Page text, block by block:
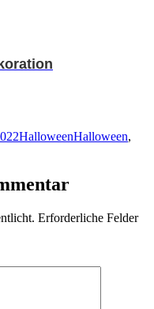
Kategorien
HalloweenSchlagwörter
Halloween,
Erforderliche Felder